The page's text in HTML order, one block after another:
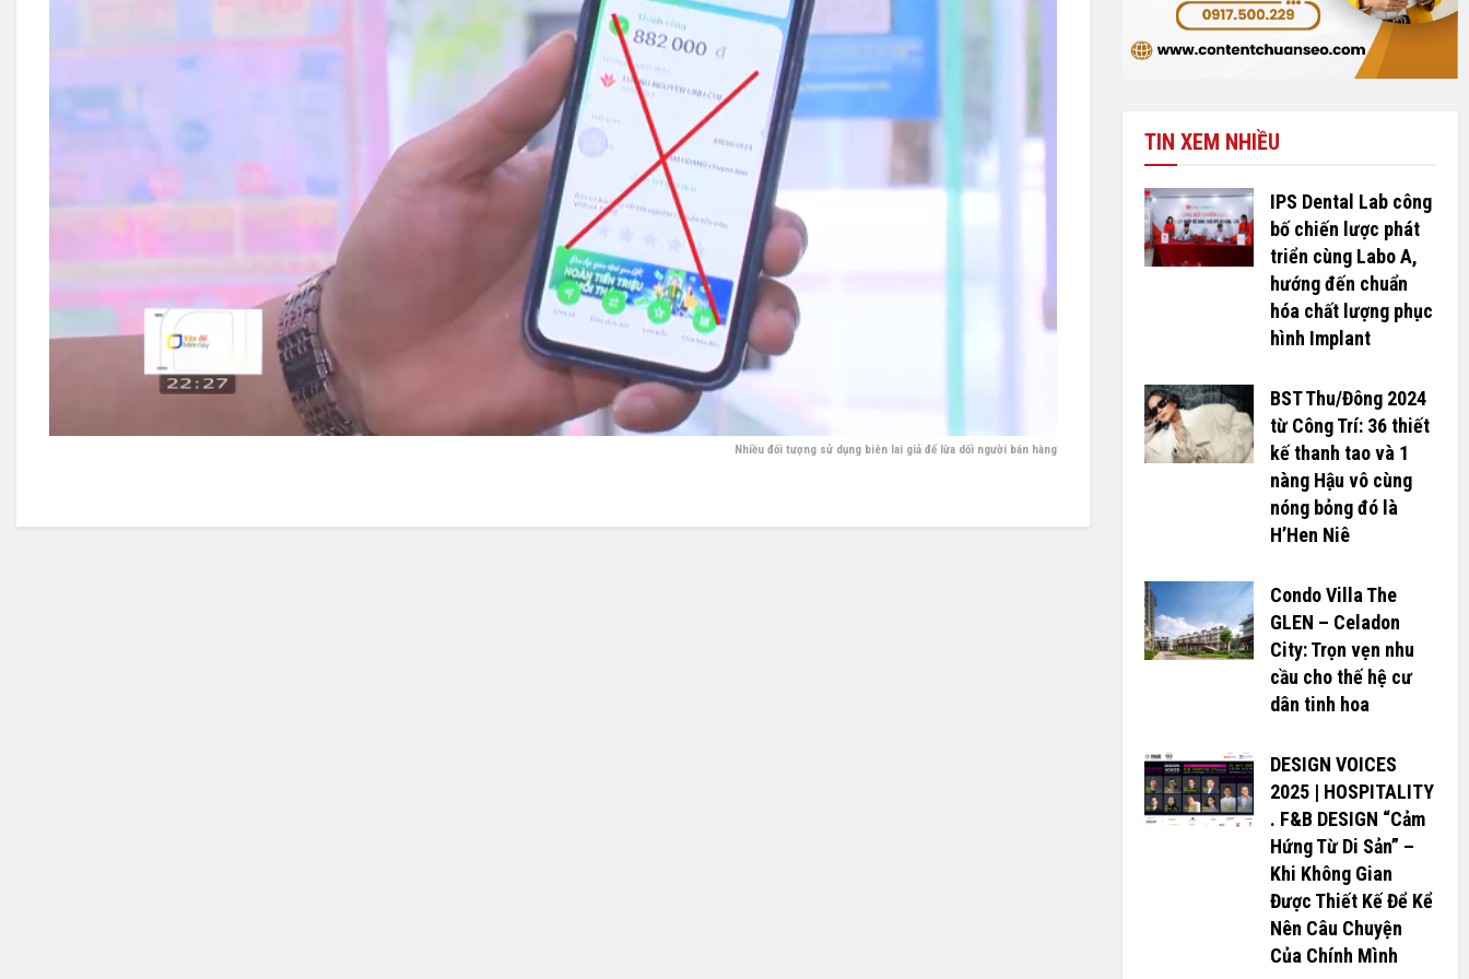
Nhiều đối tượng sử dụng biên lai giả để lừa dối người bán hàng
TIN XEM NHIỀU
IPS Dental Lab công
bố chiến lược phát
triển cùng Labo A,
hướng đến chuẩn
hóa chất lượng phục
hình Implant
BST Thu/Đông 2024
từ Công Trí: 36 thiết
kế thanh tao và 1
nàng Hậu vô cùng
nóng bỏng đó là
H’H­­­­en Niê
Condo Villa The
GLEN – Celadon
City: Trọn vẹn nhu
cầu cho thế hệ cư
dân tinh hoa
DESIGN VOICES
2025 | HOSPITALITY
. F&B DESIGN “Cảm
Hứng Từ Di Sản” –
Khi Không Gian
Được Thiết Kế Để Kể
Nên Câu Chuyện
Của Chính Mình